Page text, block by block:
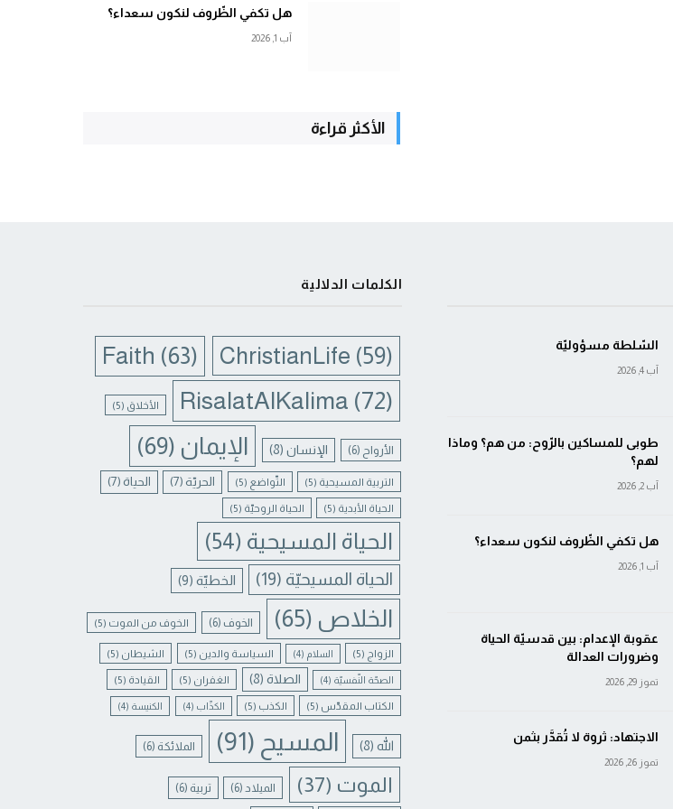
هل تكفي الظّروف لنكون سعداء؟
آب 1, 2026
الأكثر قراءة
السّلطة مسؤوليّة
آب 4, 2026
طوبى للمساكين بالرّوح: من هم؟ وماذا
لهم؟
آب 2, 2026
هل تكفي الظّروف لنكون سعداء؟
آب 1, 2026
عقوبة الإعدام: بين قدسيّة الحياة
وضرورات العدالة
تموز 29, 2026
الاجتهاد: ثروة لا تُقدَّر بثمن
تموز 26, 2026
الكلمات الدلالية
ChristianLife (59)
Faith (63)
RisalatAlKalima (72) الأخلاق (5)
الأرواح (6) الإنسان(8) الإيمان (69)
التربية المسيحية (5) التّواضع (5) الحريّة (7) الحياة (7)
الحياة الأبدية (5) الحياة الروحيّة (5)
الحياة المسيحية (54)
الحياة المسيحيّة (19) الخطيّة(9)
الخلاص (65) الخوف (6) الخوف من الموت (5)
الزواج (5) السلام (4) السياسة والدين (5) الشيطان (5)
الصحّة النّفسيّة (4) الصلاة (8) الغفران (5) القيادة (5)
الكتاب المقدّس (5) الكذب (5) الكذّاب (4) الكنيسة (4)
الله (8) المسيح (91) الملائكة (6)
الموت (37) الميلاد (6) تربية (6)